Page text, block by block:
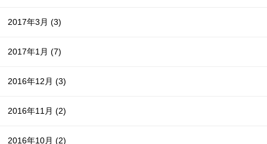
2017年3月(3)
2017年1月(7)
2016年12月(3)
2016年11月(2)
2016年10月(2)